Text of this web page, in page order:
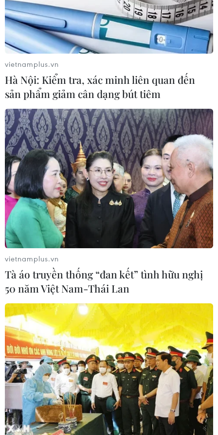
TIN CÙNG CHUYÊN MỤC
Cao điểm "100 ngày chuyển đổi số":
Chuyển động từ cơ sở
06/08/2026 09:48
Israel và Việt Nam hợp tác trong
ngành bán dẫn và công nghệ cao
06/08/2026 09:40
Meta tung công cụ AI lập trình tự
động cho nhà phát triển
06/08/2026 06:40
vietnamplus.vn
Hà Nội: Kiểm tra, xác minh liên quan đến
sản phẩm giảm cân dạng bút tiêm
vietnamplus.vn
Tà áo truyền thống “đan kết” tình hữu nghị
50 năm Việt Nam-Thái Lan